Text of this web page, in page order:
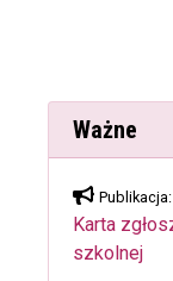
Ważne
Karta
szkolnej